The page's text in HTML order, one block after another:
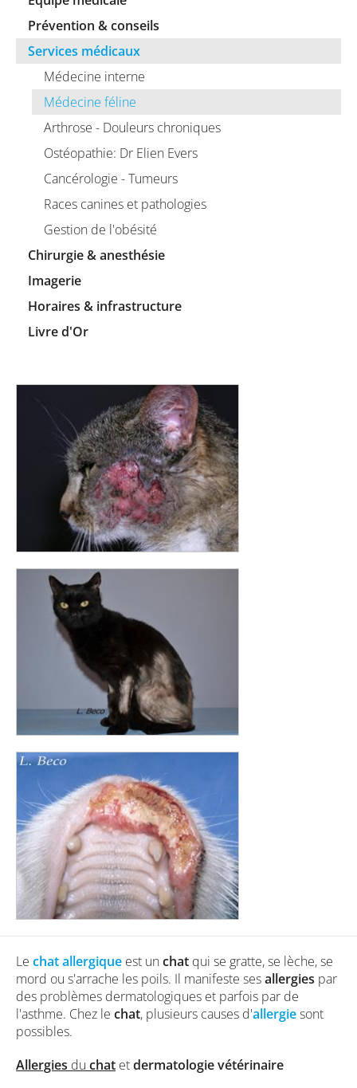
Prévention & conseils
Services médicaux
Médecine interne
Médecine féline
Arthrose - Douleurs chroniques
Ostéopathie: Dr Elien Evers
Cancérologie - Tumeurs
Races canines et pathologies
Gestion de l'obésité
Chirurgie & anesthésie
Imagerie
Horaires & infrastructure
Livre d'Or
Le chat allergique est unchat qui se gratte, se lèche, se
mord ou s'arrache les poils. Il manifeste sesallergies par
des problèmes dermatologiques et parfois par de
l'asthme. Chez le chat, plusieurs causes d'allergiesont
possibles.
Allergies du chat etdermatologie vétérinaire